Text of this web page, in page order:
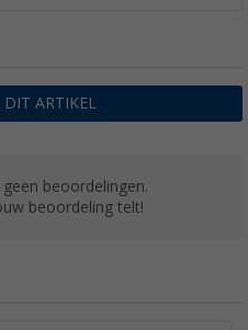
ARTIKEL
beoordelingen.
beoordeling telt!